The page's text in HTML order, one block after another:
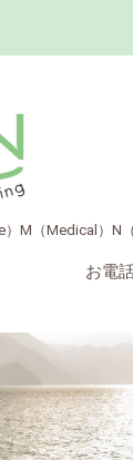
M（Medical）N（
お電